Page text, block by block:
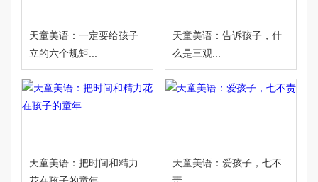
天童美语：一定要给孩子
立的六个规矩...
天童美语：告诉孩子，什
么是三观...
天童美语：把时间和精力
天童美语：爱孩子，七不